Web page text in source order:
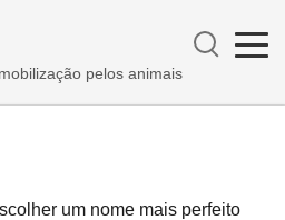
pelos animais
um nome mais perfeito